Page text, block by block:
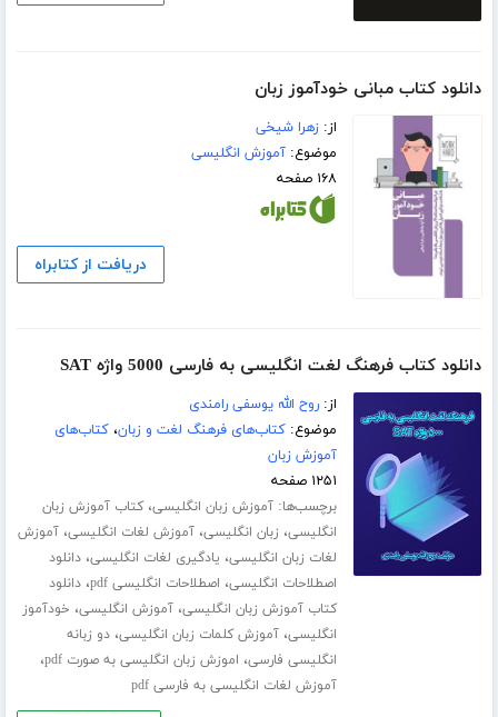
دانلود کتاب مبانی خودآموز زبان
از:زهرا شیخی
موضوع:آموزش انگلیسی
۱۶۸ صفحه
دریافت از کتابراه
دانلود کتاب فرهنگ لغت انگلیسی به فارسی 5000 واژه SAT
از:روح الله یوسفی رامندی
موضوع:کتاب‌های فرهنگ لغت و زبان،کتاب‌های
آموزش زبان
۱۲۵۱ صفحه
برچسب‌ها:آموزش زبان انگلیسی،کتاب آموزش زبان
انگلیسی، زبان انگلیسی،آموزش لغات انگلیسی،آموزش
لغات زبان انگلیسی، یادگیری لغات انگلیسی،دانلود
اصطلاحات انگلیسی، اصطلاحات انگلیسی pdf ،دانلود
کتاب آموزش زبان انگلیسی،آموزش انگلیسی، خودآموز
انگلیسی،آموزش کلمات زبان انگلیسی،دو زبانه
انگلیسی فارسی، اموزش زبان انگلیسی به صورت pdf ،
آموزش لغات انگلیسی به فارسی pdf